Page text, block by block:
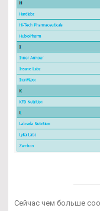
Сейчас чем больше